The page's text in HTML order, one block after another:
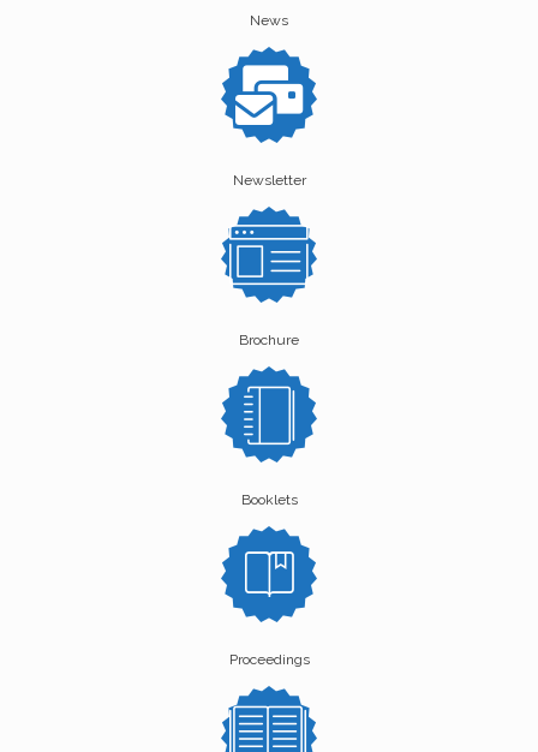
News
Newsletter
Brochure
Booklets
Proceedings